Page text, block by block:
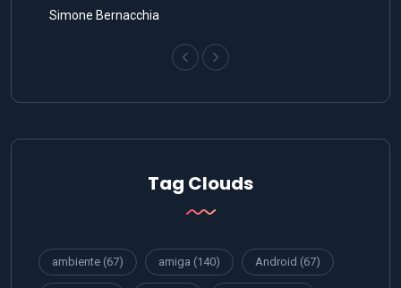
Simone Bernacchia
Tag Clouds
ambiente (67) amiga (140) Android (67)